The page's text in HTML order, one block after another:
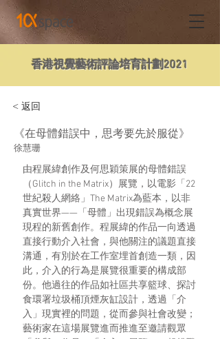
香港視覺藝術評論培育計劃2021
< 返回
《在母體錯誤中，思考要先於服從》
徐慧珊
由程展緯創作及何思穎策展的母體錯誤
（Glitch in the Matrix）展覽，以電影「22
世紀殺人網絡」The Matrix為藍本，以非
真實世界——「母體」出現錯誤為概念展
現程的新舊創作。程展緯的作品一向透過
直接行動介入社會，與他關注的議題直接
溝通，有別於在工作室埋首創造一類，因
此，介入的行為是展覽很重要的構成部
份。他過往的作品如社區共享籃球、探討
食環署垃圾桶頂煙灰缸設計，透過「介
入」現實裡的問題，從而參與社會改變；
藝術家在這場展覽進而推進至邀請觀眾